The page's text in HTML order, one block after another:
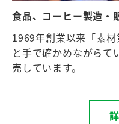
食品、コーヒー製造・
1969年創業以来「素
と手で確かめながらて
売しています。